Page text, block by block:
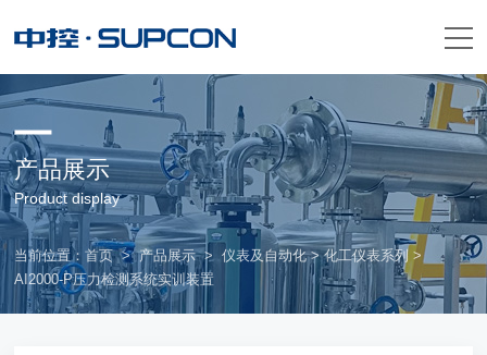
产品展示
Product display
当前位置：首页>产品展示>仪表及自动化>化工仪表系列 >
AI2000-P压力检测系统实训装置